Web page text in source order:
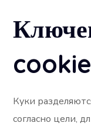
Куки
согласно цели,